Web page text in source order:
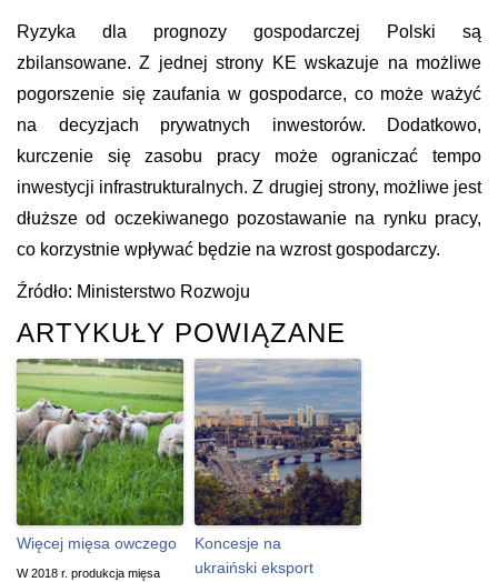
Ryzyka dla prognozy gospodarczej Polski są
zbilansowane. Z jednej strony KE wskazuje na możliwe
pogorszenie się zaufania w gospodarce, co może ważyć
na decyzjach prywatnych inwestorów. Dodatkowo,
kurczenie się zasobu pracy może ograniczać tempo
inwestycji infrastrukturalnych. Z drugiej strony, możliwe jest
dłuższe od oczekiwanego pozostawanie na rynku pracy,
co korzystnie wpływać będzie na wzrost gospodarczy.
Źródło: Ministerstwo Rozwoju
ARTYKUŁY POWIĄZANE
Więcej mięsa owczego
W 2018 r. produkcja mięsa
Koncesje na
ukraiński eksport